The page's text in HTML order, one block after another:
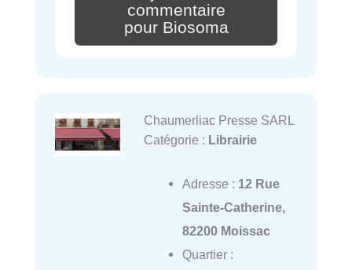
commentaire
pour Biosoma
Chaumerliac Presse SARL
Catégorie : Librairie
Adresse : 12 Rue
Sainte-Catherine,
82200 Moissac
Quartier :